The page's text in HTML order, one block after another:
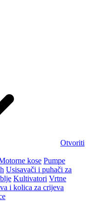
Otvoriti
kose Pumpe
Usisavači i puhači za
Kultivatori Vrtne
i kolica za crijeva